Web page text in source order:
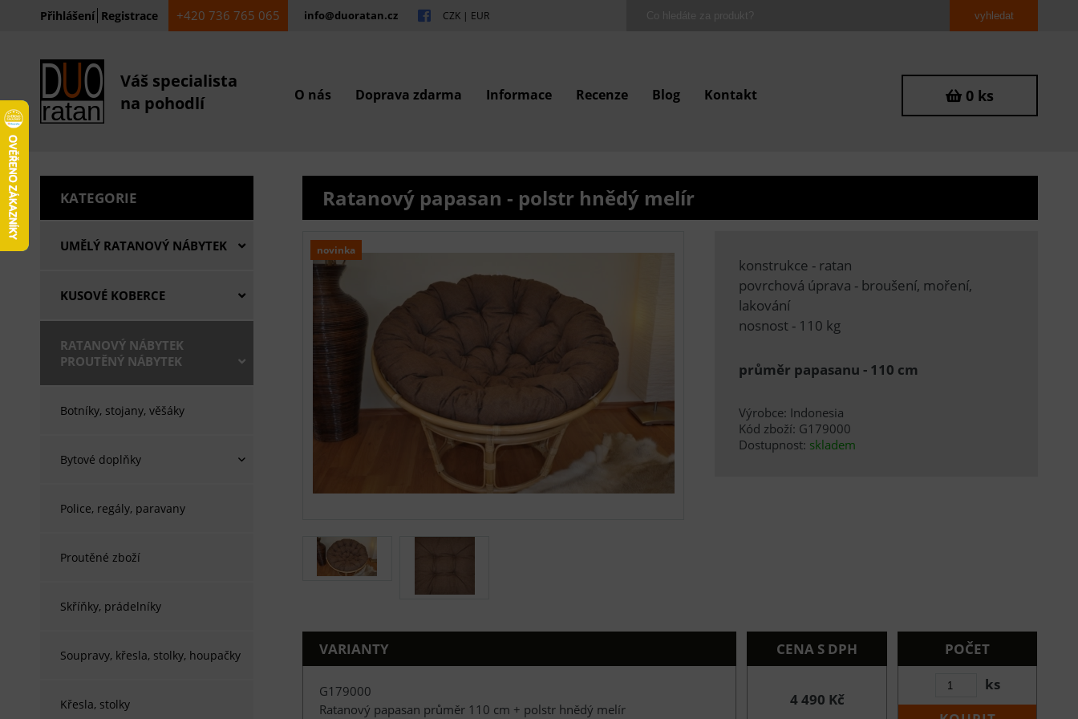
Přihlášení Registrace +420 736 765 065 info@duoratan.cz CZK | EUR
Váš specialista
na pohodlí
O nás Doprava zdarma Informace Recenze Blog Kontakt 0 ks
KATEGORIE
UMĚLÝ RATANOVÝ NÁBYTEK
KUSOVÉ KOBERCE
RATANOVÝ NÁBYTEK
PROUTĚNÝ NÁBYTEK
Botníky, stojany, věšáky
Bytové doplňky
Police, regály, paravany
Proutěné zboží
Skříňky, prádelníky
Soupravy, křesla, stolky, houpačky
Křesla, stolky
Ratanový papasan - polstr hnědý melír
novinka
konstrukce - ratan
povrchová úprava - broušení, moření,
lakování
nosnost - 110 kg
průměr papasanu - 110 cm
Výrobce: Indonesia
Kód zboží: G179000
Dostupnost: skladem
VARIANTY CENA S DPH POČET
G179000
Ratanový papasan průměr 110 cm + polstr hnědý melír
4 490 Kč
ks